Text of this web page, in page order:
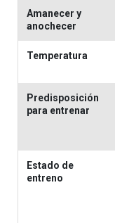
Amanecer y
anochecer
Temperatura
Predisposición
para entrenar
Estado de
entreno